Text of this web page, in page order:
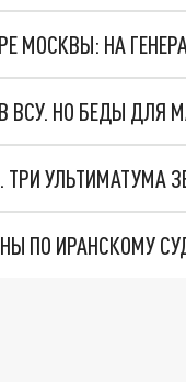
МОСКВЫ: НА
ВСУ. НО БЕДЫ ДЛЯ
ПО ИРАНСКОМУ